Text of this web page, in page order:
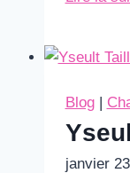
Blog|
janvier